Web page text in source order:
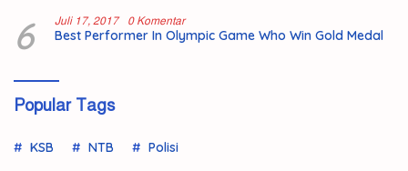
6 Juli 17, 2017 0 Komentar
Best Performer In Olympic Game Who Win Gold Medal
Popular Tags
KSB NTB Polisi